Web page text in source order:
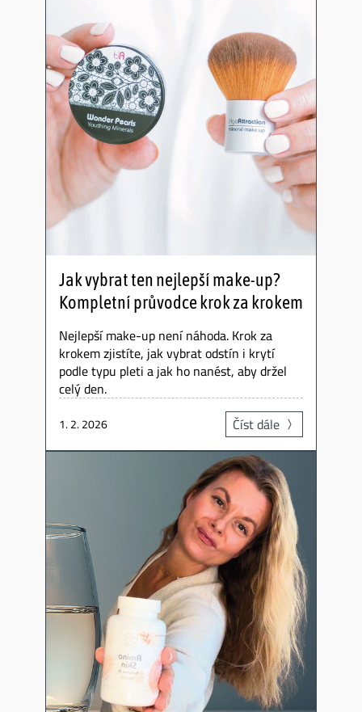
Jak vybrat ten nejlepší make-up?
Kompletní průvodce krok za krokem
Nejlepší make-up není náhoda. Krok za
krokem zjistíte, jak vybrat odstín i krytí
podle typu pleti a jak ho nanést, aby držel
celý den.
1. 2. 2026 Číst dále